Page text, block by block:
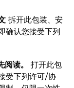
拆开此包装、安
确认您接受下列
读。
打开此包
受下列许可/协